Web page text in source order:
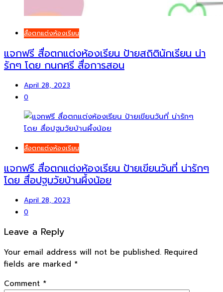
สื่อตกแต่งห้องเรียน
แจกฟรี สื่อตกแต่งห้องเรียน ป้ายสถิตินักเรียน น่า
รักๆ โดย กนกศรี สื่อการสอน
April 28, 2023
0
สื่อตกแต่งห้องเรียน
แจกฟรี สื่อตกแต่งห้องเรียน ป้ายเขียนวันที่ น่ารักๆ
โดย สื่อปฐมวัยบ้านผึ้งน้อย
April 28, 2023
0
Leave a Reply
Your email address will not be published. Required
fields are marked *
Comment *